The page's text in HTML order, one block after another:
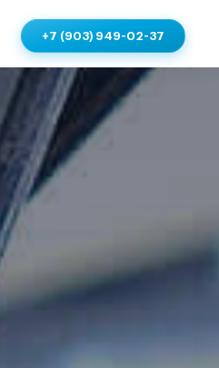
+7 (903) 949-02-37